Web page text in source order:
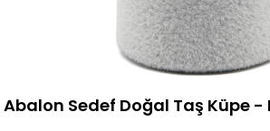
Abalon Sedef Doğal Taş Küpe -